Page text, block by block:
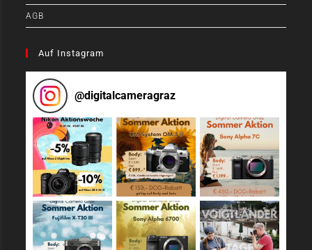
AGB
Auf Instagram
@digitalcameragraz